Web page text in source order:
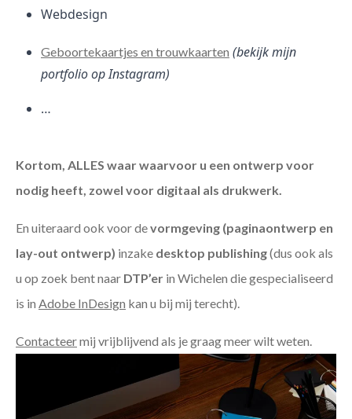
Webdesign
Geboortekaartjes en trouwkaarten (bekijk mijn
portfolio op Instagram)
…
Kortom, ALLES waar waarvoor u een ontwerp voor
nodig heeft, zowel voor digitaal als drukwerk.
En uiteraard ook voor devormgeving (paginaontwerp en
lay-out ontwerp) inzake desktop publishing(dus ook als
u op zoek bent naar DTP’er in Wichelen die gespecialiseerd
is in Adobe InDesign kan u bij mij terecht).
Contacteermij vrijblijvend als je graag meer wilt weten.